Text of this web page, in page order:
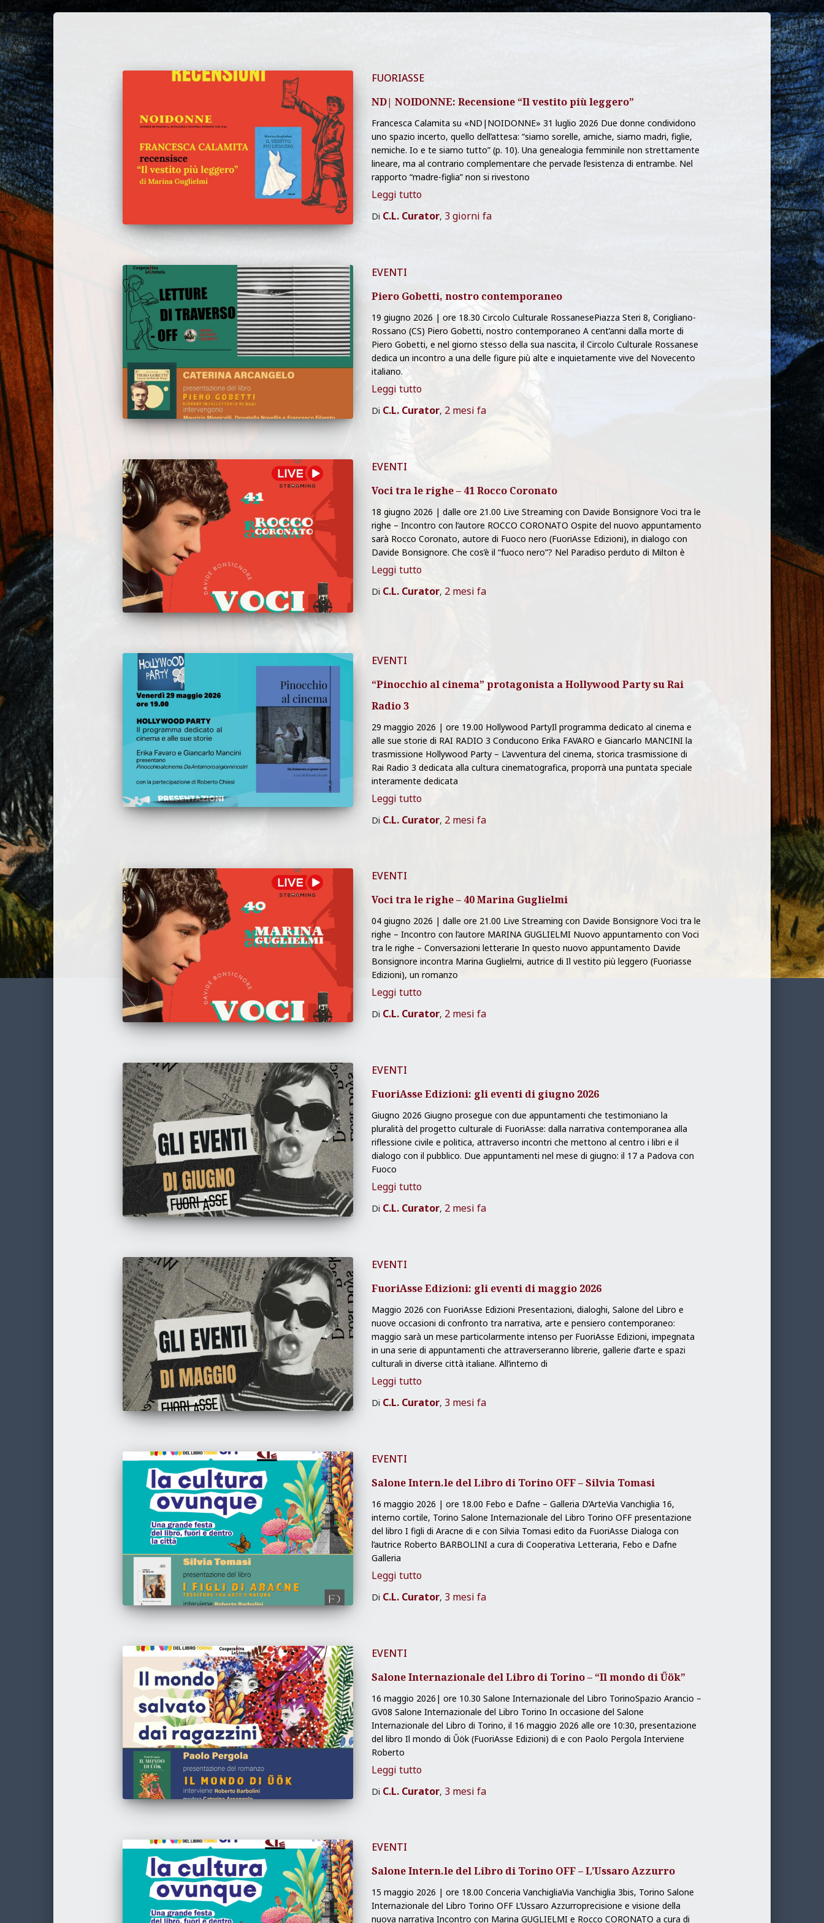
FUORIASSE
ND| NOIDONNE: Recensione “Il vestito più leggero”
Francesca Calamita su «ND|NOIDONNE» 31 luglio 2026 Due donne condividono
uno spazio incerto, quello dell’attesa: “siamo sorelle, amiche, siamo madri, figlie,
nemiche. Io e te siamo tutto” (p. 10). Una genealogia femminile non strettamente
lineare, ma al contrario complementare che pervade l’esistenza di entrambe. Nel
rapporto “madre-figlia” non si rivestono
Leggi tutto
Di C.L. Curator, 3 giorni fa
EVENTI
Piero Gobetti, nostro contemporaneo
19 giugno 2026 | ore 18.30 Circolo Culturale RossanesePiazza Steri 8, Corigliano-
Rossano (CS) Piero Gobetti, nostro contemporaneo A cent’anni dalla morte di
Piero Gobetti, e nel giorno stesso della sua nascita, il Circolo Culturale Rossanese
dedica un incontro a una delle figure più alte e inquietamente vive del Novecento
italiano.
Leggi tutto
Di C.L. Curator, 2 mesi fa
EVENTI
Voci tra le righe – 41 Rocco Coronato
18 giugno 2026 | dalle ore 21.00 Live Streaming con Davide Bonsignore Voci tra le
righe – Incontro con l’autore ROCCO CORONATO Ospite del nuovo appuntamento
sarà Rocco Coronato, autore di Fuoco nero (FuoriAsse Edizioni), in dialogo con
Davide Bonsignore. Che cos’è il “fuoco nero”? Nel Paradiso perduto di Milton è
Leggi tutto
Di C.L. Curator, 2 mesi fa
EVENTI
“Pinocchio al cinema” protagonista a Hollywood Party su Rai
Radio 3
29 maggio 2026 | ore 19.00 Hollywood PartyIl programma dedicato al cinema e
alle sue storie di RAI RADIO 3 Conducono Erika FAVARO e Giancarlo MANCINI la
trasmissione Hollywood Party – L’avventura del cinema, storica trasmissione di
Rai Radio 3 dedicata alla cultura cinematografica, proporrà una puntata speciale
interamente dedicata
Leggi tutto
Di C.L. Curator, 2 mesi fa
EVENTI
Voci tra le righe – 40 Marina Guglielmi
04 giugno 2026 | dalle ore 21.00 Live Streaming con Davide Bonsignore Voci tra le
righe – Incontro con l’autore MARINA GUGLIELMI Nuovo appuntamento con Voci
tra le righe – Conversazioni letterarie In questo nuovo appuntamento Davide
Bonsignore incontra Marina Guglielmi, autrice di Il vestito più leggero (Fuoriasse
Edizioni), un romanzo
Leggi tutto
Di C.L. Curator, 2 mesi fa
EVENTI
FuoriAsse Edizioni: gli eventi di giugno 2026
Giugno 2026 Giugno prosegue con due appuntamenti che testimoniano la
pluralità del progetto culturale di FuoriAsse: dalla narrativa contemporanea alla
riflessione civile e politica, attraverso incontri che mettono al centro i libri e il
dialogo con il pubblico. Due appuntamenti nel mese di giugno: il 17 a Padova con
Fuoco
Leggi tutto
Di C.L. Curator, 2 mesi fa
EVENTI
FuoriAsse Edizioni: gli eventi di maggio 2026
Maggio 2026 con FuoriAsse Edizioni Presentazioni, dialoghi, Salone del Libro e
nuove occasioni di confronto tra narrativa, arte e pensiero contemporaneo:
maggio sarà un mese particolarmente intenso per FuoriAsse Edizioni, impegnata
in una serie di appuntamenti che attraverseranno librerie, gallerie d’arte e spazi
culturali in diverse città italiane. All’interno di
Leggi tutto
Di C.L. Curator, 3 mesi fa
EVENTI
Salone Intern.le del Libro di Torino OFF – Silvia Tomasi
16 maggio 2026 | ore 18.00 Febo e Dafne – Galleria D’ArteVia Vanchiglia 16,
interno cortile, Torino Salone Internazionale del Libro Torino OFF presentazione
del libro I figli di Aracne di e con Silvia Tomasi edito da FuoriAsse Dialoga con
l’autrice Roberto BARBOLINI a cura di Cooperativa Letteraria, Febo e Dafne
Galleria
Leggi tutto
Di C.L. Curator, 3 mesi fa
EVENTI
Salone Internazionale del Libro di Torino – “Il mondo di Űök”
16 maggio 2026| ore 10.30 Salone Internazionale del Libro TorinoSpazio Arancio –
GV08 Salone Internazionale del Libro Torino In occasione del Salone
Internazionale del Libro di Torino, il 16 maggio 2026 alle ore 10:30, presentazione
del libro Il mondo di Űök (FuoriAsse Edizioni) di e con Paolo Pergola Interviene
Roberto
Leggi tutto
Di C.L. Curator, 3 mesi fa
EVENTI
Salone Intern.le del Libro di Torino OFF – L’Ussaro Azzurro
15 maggio 2026 | ore 18.00 Conceria VanchigliaVia Vanchiglia 3bis, Torino Salone
Internazionale del Libro Torino OFF L’Ussaro Azzurroprecisione e visione della
nuova narrativa Incontro con Marina GUGLIELMI e Rocco CORONATO a cura di